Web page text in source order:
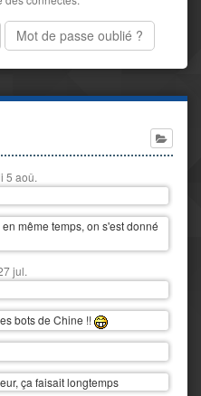
Mot de passe oublié ?
5 aoû.
même temps, on s'est donné
jul.
bots de Chine !!
ça faisait longtemps